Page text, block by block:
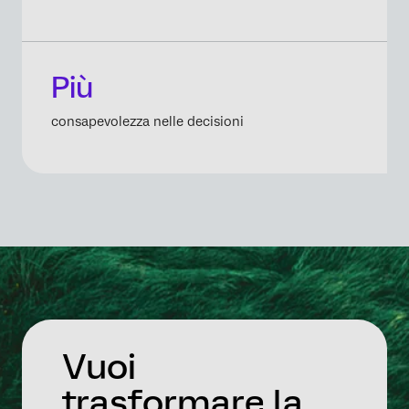
Più
consapevolezza nelle decisioni
Vuoi